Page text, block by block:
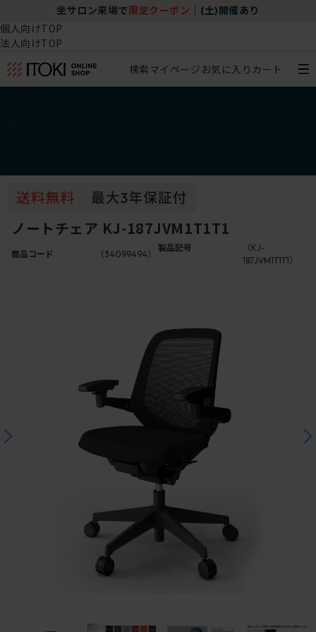
坐サロン来場で 限定クーポン (土)開催あり
個人向けTOP
法人向けTOP
検索マイページ お気に入り カート
ノートチェア KJ-187JVM1T1T1
商品コード （34099494）
製品記号
（KJ-
187JVM1T1T1）